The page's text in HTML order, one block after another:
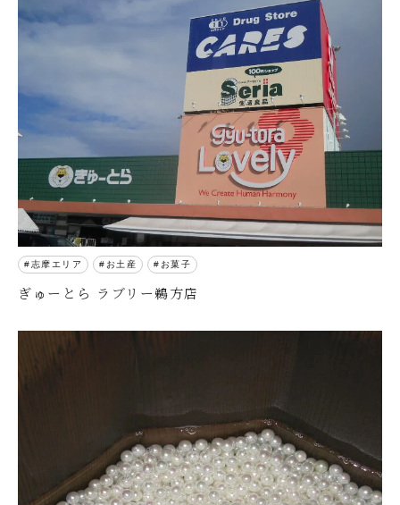
志摩エリア お土産 お菓子
ぎゅーとら ラブリー鵜方店